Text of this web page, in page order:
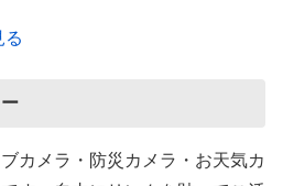
る
カメラ・防災カメラ・お天気カ